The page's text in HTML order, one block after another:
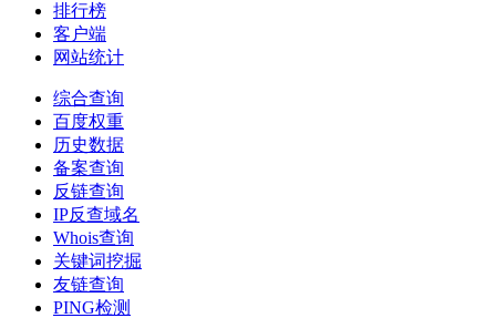
排行榜
客户端
网站统计
综合查询
百度权重
历史数据
备案查询
反链查询
IP反查域名
Whois查询
关键词挖掘
友链查询
PING检测